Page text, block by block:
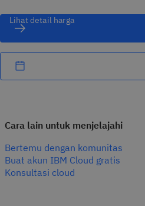
Lihat detail harga
Cara lain untuk menjelajahi
Bertemu dengan komunitas
Buat akun IBM Cloud gratis
Konsultasi cloud